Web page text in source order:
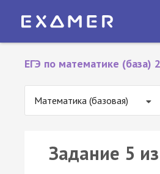
ЕГЭ по математике (база)
Математика (базовая)
Задание 5